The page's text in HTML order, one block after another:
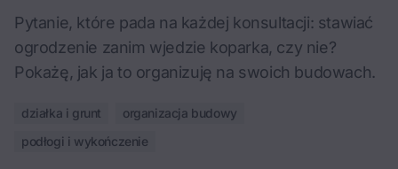
Pytanie, które pada na każdej konsultacji: stawiać
ogrodzenie zanim wjedzie koparka, czy nie?
Pokażę, jak ja to organizuję na swoich budowach.
działka i grunt
organizacja budowy
podłogi i wykończenie